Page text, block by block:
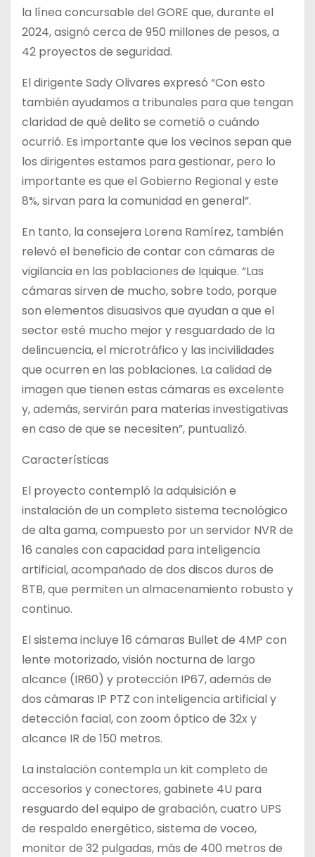
la línea concursable del GORE que, durante el
2024, asignó cerca de 950 millones de pesos, a
42 proyectos de seguridad.
El dirigente Sady Olivares expresó “Con esto
también ayudamos a tribunales para que tengan
claridad de qué delito se cometió o cuándo
ocurrió. Es importante que los vecinos sepan que
los dirigentes estamos para gestionar, pero lo
importante es que el Gobierno Regional y este
8%, sirvan para la comunidad en general”.
En tanto, la consejera Lorena Ramírez, también
relevó el beneficio de contar con cámaras de
vigilancia en las poblaciones de Iquique. “Las
cámaras sirven de mucho, sobre todo, porque
son elementos disuasivos que ayudan a que el
sector esté mucho mejor y resguardado de la
delincuencia, el microtráfico y las incivilidades
que ocurren en las poblaciones. La calidad de
imagen que tienen estas cámaras es excelente
y, además, servirán para materias investigativas
en caso de que se necesiten”, puntualizó.
Características
El proyecto contempló la adquisición e
instalación de un completo sistema tecnológico
de alta gama, compuesto por un servidor NVR de
16 canales con capacidad para inteligencia
artificial, acompañado de dos discos duros de
8TB, que permiten un almacenamiento robusto y
continuo.
El sistema incluye 16 cámaras Bullet de 4MP con
lente motorizado, visión nocturna de largo
alcance (IR60) y protección IP67, además de
dos cámaras IP PTZ con inteligencia artificial y
detección facial, con zoom óptico de 32x y
alcance IR de 150 metros.
La instalación contempla un kit completo de
accesorios y conectores, gabinete 4U para
resguardo del equipo de grabación, cuatro UPS
de respaldo energético, sistema de voceo,
monitor de 32 pulgadas, más de 400 metros de